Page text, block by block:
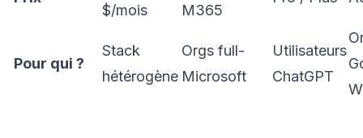
$/mois
M365
Pour qui ?
Stack
hétérogène
Orgs full-
Microsoft
Utilisateurs
ChatGPT